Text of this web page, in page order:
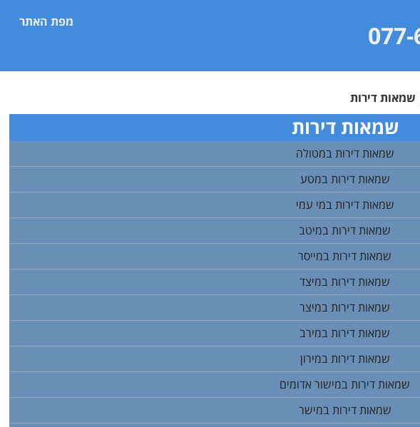
מפת האתר
שמאות דירות
שמאות דירות
שמאות דירות במטולה
שמאות דירות במטע
שמאות דירות במי עמי
שמאות דירות במיטב
שמאות דירות במייסר
שמאות דירות במיצד
שמאות דירות במיצר
שמאות דירות במירב
שמאות דירות במירון
שמאות דירות במישור אדומים
שמאות דירות במישר